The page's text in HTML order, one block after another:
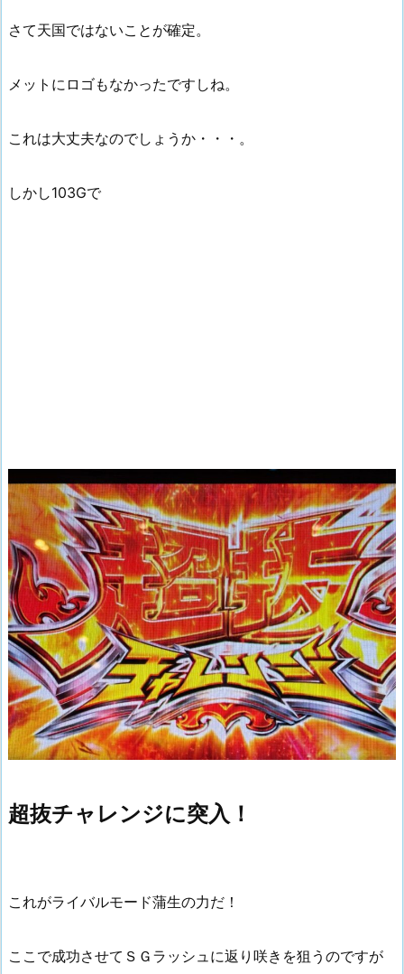
さて天国ではないことが確定。
メットにロゴもなかったですしね。
これは大丈夫なのでしょうか・・・。
しかし103Gで
超抜チャレンジに突入！
これがライバルモード蒲生の力だ！
ここで成功させてＳＧラッシュに返り咲きを狙うのですが